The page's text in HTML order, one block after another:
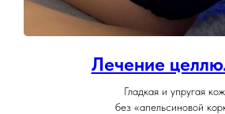
Лечение
Гладкая и упругая
без «апельсиновой